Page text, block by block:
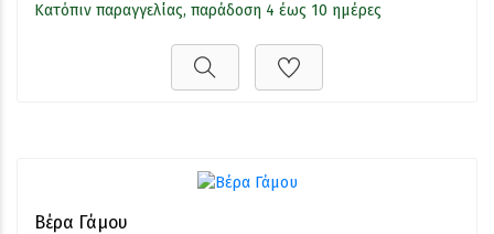
Κατόπιν παραγγελίας, παράδοση 4 έως 10 ημέρες
Βέρα Γάμου